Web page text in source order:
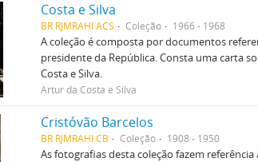
Costa e Silva
BR RJMRAHI ACS Coleção 1966 - 1968
A coleção é composta por documentos
presidente da República. Consta uma carta
Costa e Silva.
Artur da Costa e Silva
Cristóvão Barcelos
BR RJMRAHI CB Coleção 1908 - 1950
As fotografias desta coleção fazem